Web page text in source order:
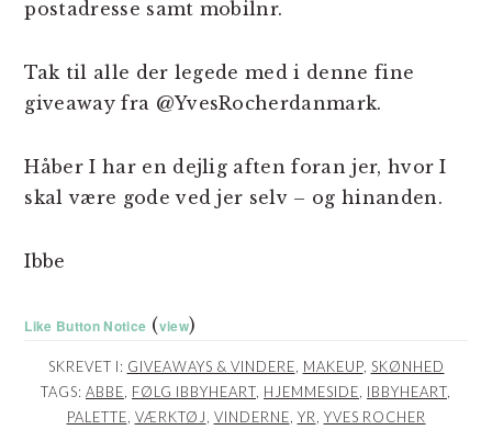
postadresse samt mobilnr.
Tak til alle der legede med i denne fine
giveaway fra @YvesRocherdanmark.
Håber I har en dejlig aften foran jer, hvor I
skal være gode ved jer selv – og hinanden.
Ibbe
Like Button Notice (view)
SKREVET I: GIVEAWAYS & VINDERE MAKEUP, SKØNHED
TAGS: ABBE FØLG IBBYHEART HJEMMESIDE IBBYHEART
PALETTE VÆRKTØJ VINDERNE YR YVES ROCHER